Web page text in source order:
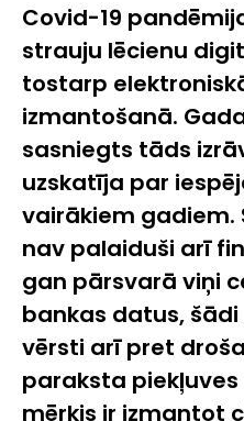
Covid-19
strauju lēcienu
tostarp
izmantošanā.
sasniegts tāds
uzskatīja par
vairākiem
nav palaiduši arī
gan pārsvarā viņi
bankas datus,
vērsti arī pret
paraksta
mērķis ir izmantot